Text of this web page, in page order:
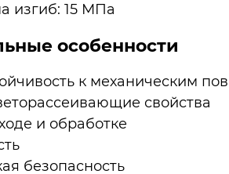
изгиб: 15 МПа
особенности
к механическим
свойства
и обработке
безопасность